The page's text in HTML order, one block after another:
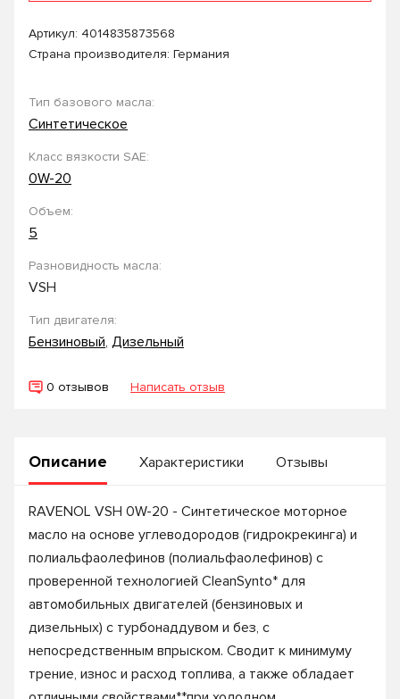
Артикул: 4014835873568
Страна производителя: Германия
Тип базового масла:
Синтетическое
Класс вязкости SAE:
0W-20
Объем:
5
Разновидность масла:
VSH
Тип двигателя:
Бензиновый, Дизельный
0 отзывов Написать отзыв
Описание Характеристики Отзывы
RAVENOL VSH 0W-20 - Синтетическое моторное
масло на основе углеводородов (гидрокрекинга) и
полиальфаолефинов (полиальфаолефинов) с
проверенной технологией CleanSynto* для
автомобильных двигателей (бензиновых и
дизельных) с турбонаддувом и без, с
непосредственным впрыском. Сводит к минимуму
трение, износ и расход топлива, а также обладает